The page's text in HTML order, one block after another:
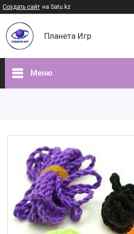
Создать сайт на Satu.kz
Планета Игр
Меню
Часто задаваемые вопросы